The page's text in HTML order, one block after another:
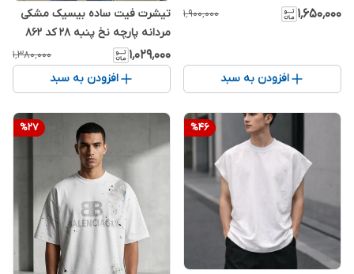
پشت چاپ/ فوق‌العاده جذاب و با
۱٬۶۵۰٬۰۰۰ ۱٬۹۰۰٬۰۰۰
افزودن به سبد
تیشرت فیت ساده بیسیک مشکی
مردانه پارچه نخ پنبه ۲۸ کد 862
۱٬۰۲۹٬۰۰۰ ۱٬۳۸۰٬۰۰۰
افزودن به سبد
%46
%27